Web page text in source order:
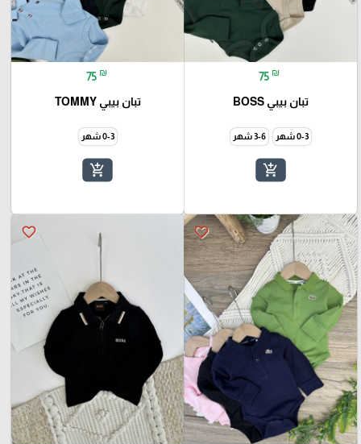
75 ₪
تبان بيبي BOSS
0-3 شهر 3-6 شهر
add_shopping_cart
75 ₪
تبان بيبي TOMMY
0-3 شهر
add_shopping_cart
favorite_border
favorite_border